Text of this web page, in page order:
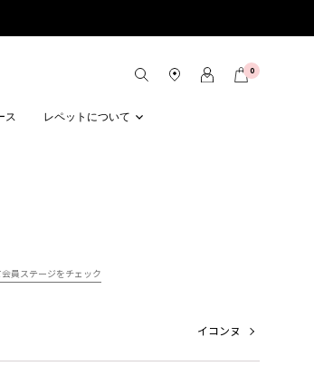
0
ス レペットについて
員ステージをチェック
イコンヌ